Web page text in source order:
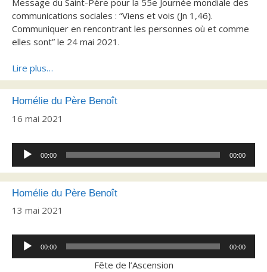
communications sociales : “Viens et vois (Jn 1,46).
Communiquer en rencontrant les personnes où et comme
elles sont” le 24 mai 2021.
Lire plus…
Homélie du Père Benoît
16 mai 2021
Lecteur
audio
00:00 00:00
Homélie du Père Benoît
13 mai 2021
Lecteur
audio
00:00 00:00
Fête de l’Ascension